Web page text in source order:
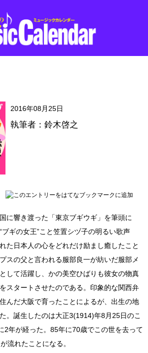
2016年08月25日
執筆者：鈴木啓之
に響き渡った「東京ブギウギ」を筆頭に
ギの女王”こと笠置シヅ子の明るい歌声
た日本人の心をどれだけ励まし癒したこと
スの父と言われる服部良一が紡いだ服部メ
して活躍し、かの美空ひばりも彼女の物真
スタートさせたのである。印象的な関西弁
んだ大阪で育ったことによるが、出生の地
。誕生したのは大正3(1914)年8月25日のこ
2年が経った。85年に70歳でこの世を去って
流れたことになる。